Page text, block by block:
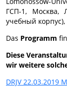
ГСП-1, Москва,
учебный корпус),
Das Programm
Diese
wir weitere
DRJV 22.03.2019